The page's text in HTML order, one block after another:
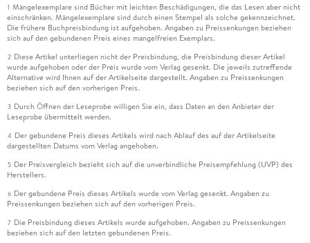
1 Mängelexemplare sind Bücher mit leichten Beschädigungen, die das Lesen aber nicht
einschränken. Mängelexemplare sind durch einen Stempel als solche gekennzeichnet.
Die frühere Buchpreisbindung ist aufgehoben. Angaben zu Preissenkungen beziehen
sich auf den gebundenen Preis eines mangelfreien Exemplars.
2 Diese Artikel unterliegen nicht der Preisbindung, die Preisbindung dieser Artikel
wurde aufgehoben oder der Preis wurde vom Verlag gesenkt. Die jeweils zutreffende
Alternative wird Ihnen auf der Artikelseite dargestellt. Angaben zu Preissenkungen
beziehen sich auf den vorherigen Preis.
3 Durch Öffnen der Leseprobe willigen Sie ein, dass Daten an den Anbieter der
Leseprobe übermittelt werden.
4 Der gebundene Preis dieses Artikels wird nach Ablauf des auf der Artikelseite
dargestellten Datums vom Verlag angehoben.
5 Der Preisvergleich bezieht sich auf die unverbindliche Preisempfehlung (UVP) des
Herstellers.
6 Der gebundene Preis dieses Artikels wurde vom Verlag gesenkt. Angaben zu
Preissenkungen beziehen sich auf den vorherigen Preis.
7 Die Preisbindung dieses Artikels wurde aufgehoben. Angaben zu Preissenkungen
beziehen sich auf den letzten gebundenen Preis.